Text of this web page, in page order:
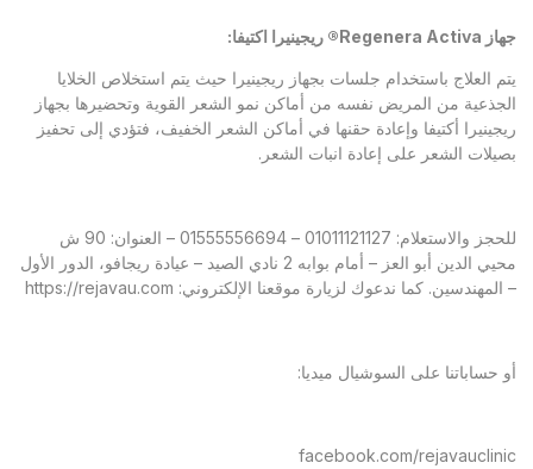
جهاز Regenera Activa® ريجينيرا اكتيفا:
يتم العلاج باستخدام جلسات بجهاز ريجينيرا حيث يتم استخلاص الخلايا
الجذعية من المريض نفسه من أماكن نمو الشعر القوية وتحضيرها بجهاز
ريجينيرا أكتيفا وإعادة حقنها في أماكن الشعر الخفيف، فتؤدي إلى تحفيز
بصيلات الشعر على إعادة انبات الشعر.
للحجز والاستعلام: 01011121127 – 01555556694 – العنوان: 90 ش
محيي الدين أبو العز – أمام بوابه 2 نادي الصيد – عيادة ريجافو، الدور الأول
– المهندسين. كما ندعوك لزيارة موقعنا الإلكتروني: https://rejavau.com
أو حساباتنا على السوشيال ميديا:
facebook.com/rejavauclinic